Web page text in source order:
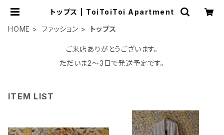
トップス | ToiToiToi Apartment
HOME
ファッション トップス
ご来店ありがとうございます。
ただいま2〜3日で発送予定です。
ITEM LIST